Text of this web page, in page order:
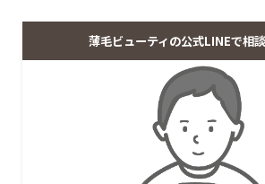
薄毛ビューティの公式LINEで相